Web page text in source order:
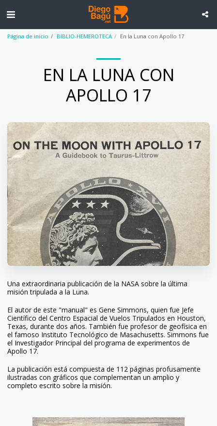
Página de inicio BIBLIO-HEMEROTECA En la Luna con Apollo 17
EN LA LUNA CON
APOLLO 17
Una extraordinaria publicación de la NASA sobre la última
misión tripulada a la Luna.
El autor de este "manual" es Gene Simmons, quien fue Jefe
Científico del Centro Espacial de Vuelos Tripulados en Houston,
Texas, durante dos años. También fue profesor de geofísica en
el famoso Instituto Tecnológico de Masachusetts. Simmons fue
el Investigador Principal del programa de experimentos de
Apollo 17.
La publicación está compuesta de 112 páginas profusamente
ilustradas con gráficos que complementan un amplio y
completo escrito sobre la misión.